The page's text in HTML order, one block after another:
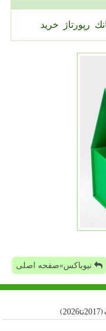
رپورتاژ خرید
نیوباکس»صفحه اصلی